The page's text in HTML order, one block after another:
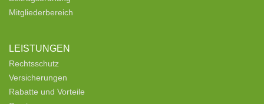
Mitgliederbereich
LEISTUNGEN
Rechtsschutz
Versicherungen
Rabatte und Vorteile